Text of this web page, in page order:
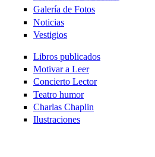
Galería de Fotos
Noticias
Vestigios
Libros publicados
Motivar a Leer
Concierto Lector
Teatro humor
Charlas Chaplin
Ilustraciones